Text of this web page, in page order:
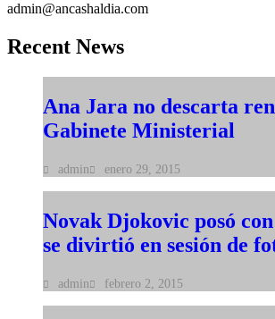
admin@ancashaldia.com
Recent News
Ana Jara no descarta
Gabinete Ministerial
admin enero 29, 2015
Novak Djokovic posó
se divirtió en sesión de
admin febrero 2, 2015